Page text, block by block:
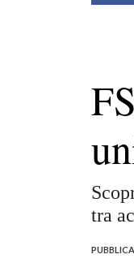
tra